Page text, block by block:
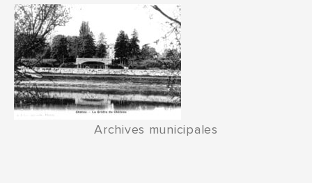
Archives municipales